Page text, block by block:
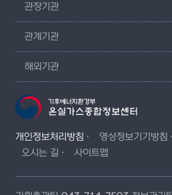
관장기관
관계기관
해외기관
개인정보처리방침 영상정보기기방침
오시는 길
사이트맵